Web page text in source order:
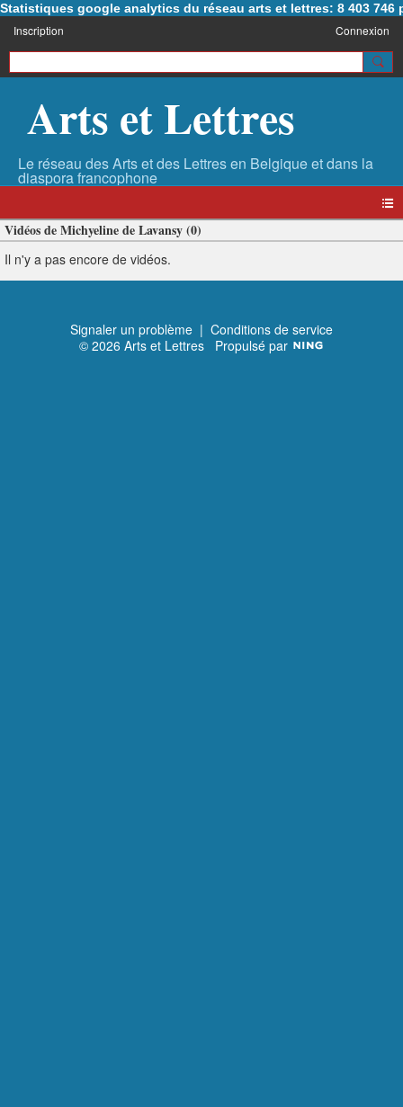
Statistiques google analytics du réseau arts et lettres: 8 403 746
Inscription Connexion
Arts et Lettres
Vidéos de Michyeline de Lavansy (0)
Il n'y a pas encore de vidéos.
Signaler un problème | Conditions de service
© 2026 Arts et Lettres Propulsé par